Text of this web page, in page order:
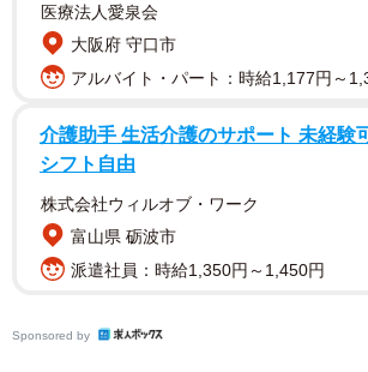
医療法人愛泉会
大阪府 守口市
アルバイト・パート：時給1,177円～
介護助手 生活介護のサポート 未経験
シフト自由
株式会社ウィルオブ・ワーク
富山県 砺波市
派遣社員：時給1,350円～1,450円
Sponsored by